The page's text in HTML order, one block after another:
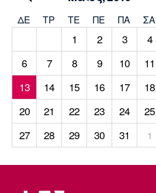
Πολιτισμός
Τραγούδια
Cine Spot
Running
Media
Παρασκήνιο
Πρόγραμμα TV
Μπαρτσελόνα
Ρεάλ
Μαδρίτης
ΔΕ ΤΡ TΕ ΠΕ ΠΑ ΣΑ
1 2 3 4
6
7 8 9 10 11
13
14 15 16 17 18
20
21 22 23 24 25
27
28 29 30 31 1